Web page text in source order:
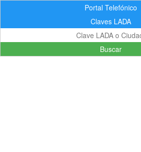
Portal Telefónico
Claves LADA
Buscar